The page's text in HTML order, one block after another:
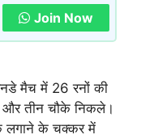
Join Now
मैच में 26 रनों की
तीन चौके निकले।
लगाने के चक्कर में